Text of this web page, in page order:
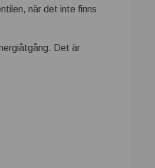
när det inte finns
Det är